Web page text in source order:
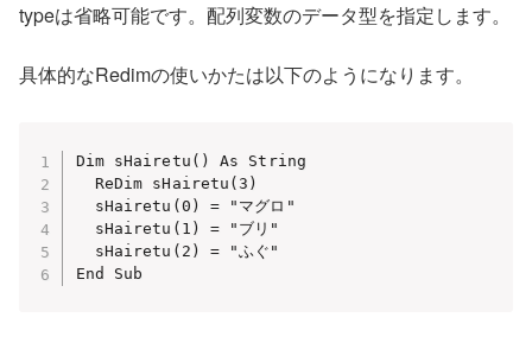
typeは省略可能です。配列変数のデータ型を指定します。
具体的なRedimの使いかたは以下のようになります。
Dim sHairetu() As String
  ReDim sHairetu(3)
  sHairetu(0) = "マグロ"
  sHairetu(1) = "ブリ"
  sHairetu(2) = "ふぐ"